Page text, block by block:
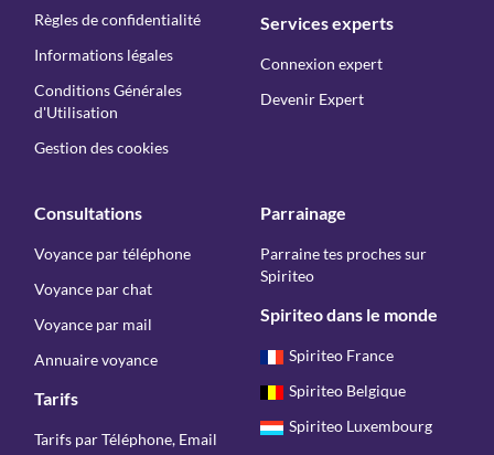
Règles de confidentialité
Informations légales
Conditions Générales
d'Utilisation
Gestion des cookies
Services experts
Connexion expert
Devenir Expert
Consultations
Voyance par téléphone
Voyance par chat
Voyance par mail
Annuaire voyance
Tarifs
Tarifs par Téléphone, Email
Parrainage
Parraine tes proches sur
Spiriteo
Spiriteo dans le monde
Spiriteo France
Spiriteo Belgique
Spiriteo Luxembourg